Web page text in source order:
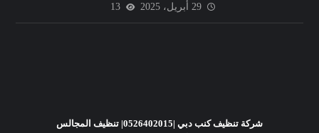
29 أبريل، 2025
13
شركة تنظيف كنب دبي |0526402015| تنظيف المجالس